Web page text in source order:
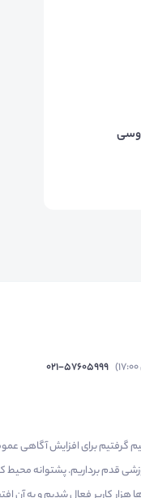
021-57605999
شد، زمانی که تصمیم گرفتیم برای
قدم برداریم. پشتوانه